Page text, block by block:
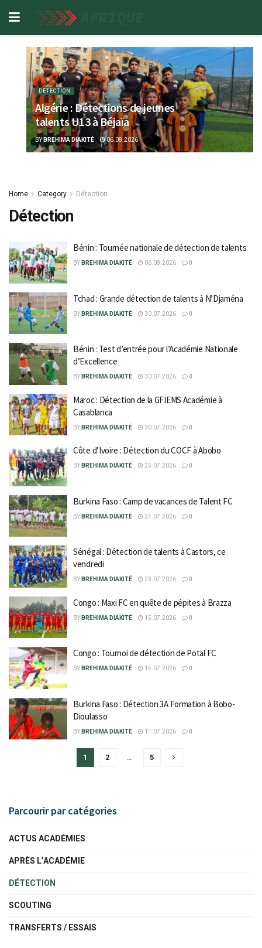
DÉTECTION
Algérie : Détections de jeunes
talents U13 à Béjaïa
BY BREHIMA DIAKITÉ 06.08.2026
Home Category Détection
Détection
Bénin : Tournée nationale de détection de talents
BY BREHIMA DIAKITÉ 06.08.2026 0
Tchad : Grande détection de talents à N’Djaména
BY BREHIMA DIAKITÉ 30.07.2026 0
Bénin : Test d’entrée pour l’Académie Nationale
d’Excellence
BY BREHIMA DIAKITÉ 30.07.2026 0
Maroc : Détection de la GFIEMS Académie à
Casablanca
BY BREHIMA DIAKITÉ 30.07.2026 0
Côte d’Ivoire : Détection du COCF à Abobo
BY BREHIMA DIAKITÉ 25.07.2026 0
Burkina Faso : Camp de vacances de Talent FC
BY BREHIMA DIAKITÉ 24.07.2026 0
Sénégal : Détection de talents à Castors, ce
vendredi
BY BREHIMA DIAKITÉ 23.07.2026 0
Congo : Maxi FC en quête de pépites à Brazza
BY BREHIMA DIAKITÉ 15.07.2026 0
Congo : Tournoi de détection de Potal FC
BY BREHIMA DIAKITÉ 15.07.2026 0
Burkina Faso : Détection 3A Formation à Bobo-
Dioulasso
BY BREHIMA DIAKITÉ 11.07.2026 0
1 2 … 5
Parcourir par catégories
ACTUS ACADÉMIES
APRÈS L’ACADÉMIE
DÉTECTION
SCOUTING
TRANSFERTS / ESSAIS